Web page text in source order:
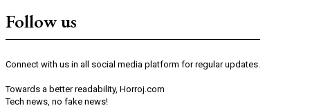
Follow us
Connect with us in all social media platform for regular updates.
Towards a better readability, Horroj.com
Tech news, no fake news!